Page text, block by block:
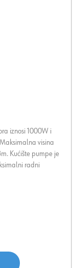
iznosi 1000W i
visina
Kućište pumpe je
radni